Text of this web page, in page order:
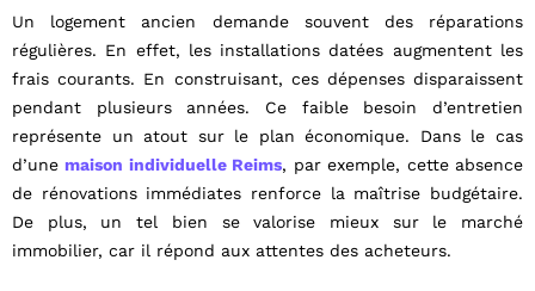
Un logement ancien demande souvent des réparations
régulières. En effet, les installations datées augmentent les
frais courants. En construisant, ces dépenses disparaissent
pendant plusieurs années. Ce faible besoin d’entretien
représente un atout sur le plan économique. Dans le cas
d’unemaison individuelle Reims, par exemple, cette absence
de rénovations immédiates renforce la maîtrise budgétaire.
De plus, un tel bien se valorise mieux sur le marché
immobilier, car il répond aux attentes des acheteurs.